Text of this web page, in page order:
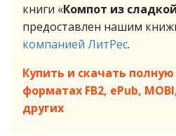
книги «Компот из
предоставлен нашим
компанией ЛитРес.
Купить и скачать
форматах FB2, ePub,
других